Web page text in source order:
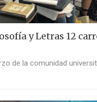
y Letras 12
de la comunidad